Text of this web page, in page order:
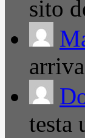
sito
testa